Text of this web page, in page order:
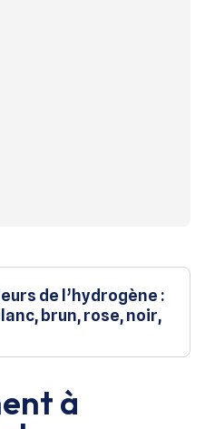
de l’hydrogène :
brun, rose, noir,
à